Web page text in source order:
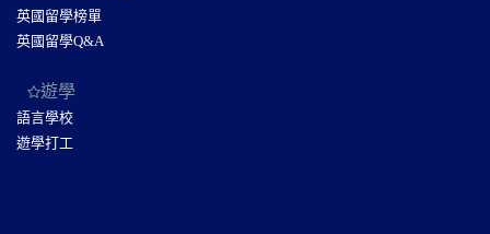
英國留學榜單
英國留學Q&A
遊學
語言學校
遊學打工